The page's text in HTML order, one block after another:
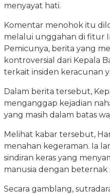
menyayat hati.
Komentar menohok itu
melalui unggahan di fitur
Pemicunya, berita yang
kontroversial dari Kepala
terkait insiden keracunan
Dalam berita tersebut,
menganggap kejadian
yang masih dalam batas
Melihat kabar tersebut,
menahan kegeraman. Ia
sindiran keras yang
manusia dengan beternak
Secara gamblang,